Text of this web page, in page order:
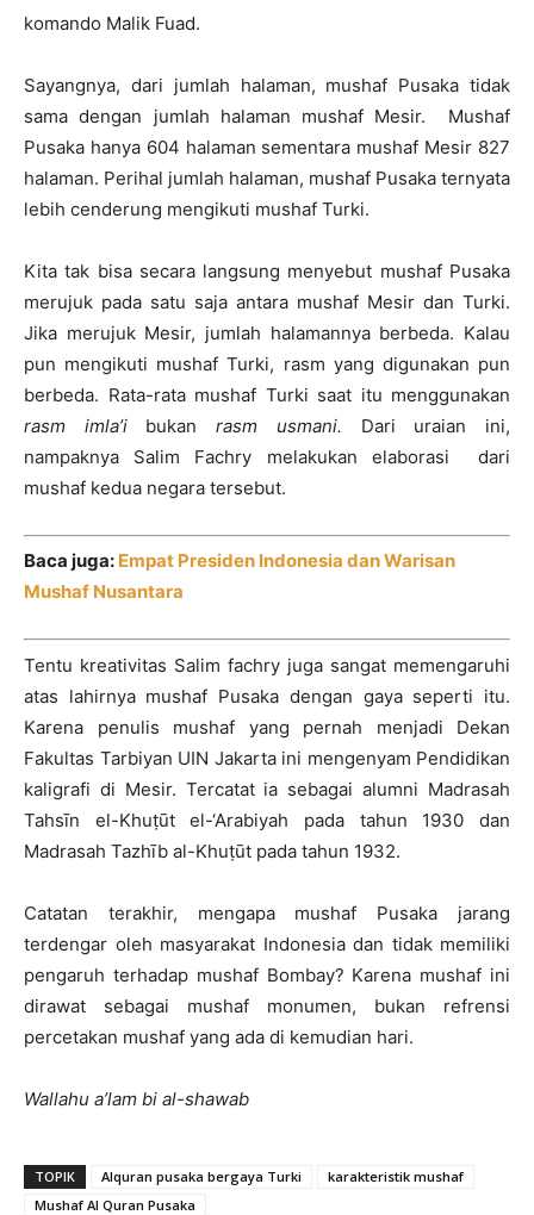
komando Malik Fuad.
Sayangnya, dari jumlah halaman, mushaf Pusaka tidak
sama dengan jumlah halaman mushaf Mesir. Mushaf
Pusaka hanya 604 halaman sementara mushaf Mesir 827
halaman. Perihal jumlah halaman, mushaf Pusaka ternyata
lebih cenderung mengikuti mushaf Turki.
Kita tak bisa secara langsung menyebut mushaf Pusaka
merujuk pada satu saja antara mushaf Mesir dan Turki.
Jika merujuk Mesir, jumlah halamannya berbeda. Kalau
pun mengikuti mushaf Turki, rasm yang digunakan pun
berbeda. Rata-rata mushaf Turki saat itu menggunakan
rasm imla’ibukanrasm usmani. Dari uraian ini,
nampaknya Salim Fachry melakukan elaborasi dari
mushaf kedua negara tersebut.
Baca juga: Empat Presiden Indonesia dan Warisan
Mushaf Nusantara
Tentu kreativitas Salim fachry juga sangat memengaruhi
atas lahirnya mushaf Pusaka dengan gaya seperti itu.
Karena penulis mushaf yang pernah menjadi Dekan
Fakultas Tarbiyan UIN Jakarta ini mengenyam Pendidikan
kaligrafi di Mesir. Tercatat ia sebagai alumni Madrasah
Tahsīn el-Khuṭūt el-‘Arabiyah pada tahun 1930 dan
Madrasah Tazhīb al-Khuṭūt pada tahun 1932.
Catatan terakhir, mengapa mushaf Pusaka jarang
terdengar oleh masyarakat Indonesia dan tidak memiliki
pengaruh terhadap mushaf Bombay? Karena mushaf ini
dirawat sebagai mushaf monumen, bukan refrensi
percetakan mushaf yang ada di kemudian hari.
Wallahu a’lam bi al-shawab
TOPIK Alquran pusaka bergaya Turki
karakteristik mushaf
Mushaf Al Quran Pusaka